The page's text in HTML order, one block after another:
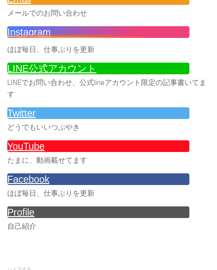
メールでのお問い合わせ
Instagram
ほぼ毎日、仕事ぶりを更新
LINE公式アカウント
LINEでお問い合わせ、公式lineアカウント限定の記事書いてま
す
Twitter
どうでもいいつぶやき
YouTube
たまに、動画載せてます
Facebook
ほぼ毎日、仕事ぶりを更新
Profile
自己紹介